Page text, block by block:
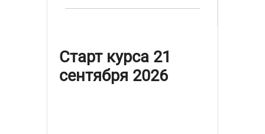
Старт курса 21
сентября 2026